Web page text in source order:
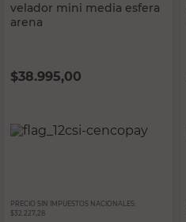
velador mini media esfera
arena
$38.995,00
PRECIO SIN IMPUESTOS NACIONALES:
$32.227,28